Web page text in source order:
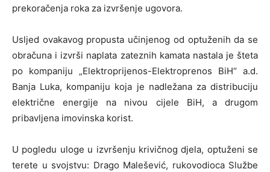
prekoračenja roka za izvršenje ugovora.
Usljed ovakavog propusta učinjenog od optuženih da se
obračuna i izvrši naplata zateznih kamata nastala je šteta
po kompaniju „Elektroprijenos-Elektroprenos BiH“ a.d.
Banja Luka, kompaniju koja je nadležana za distribuciju
električne energije na nivou cijele BiH, a drugom
pribavljena imovinska korist.
U pogledu uloge u izvršenju krivičnog djela, optuženi se
terete u svojstvu: Drago Malešević, rukovodioca Službe